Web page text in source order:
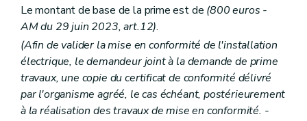
Le montant de base de la prime est de (800 euros -
AM du 29 juin 2023, art.12).
(Afin de valider la mise en conformité de l'installation
électrique, le demandeur joint à la demande de prime
travaux, une copie du certificat de conformité délivré
par l'organisme agréé, le cas échéant, postérieurement
à la réalisation des travaux de mise en conformité. -